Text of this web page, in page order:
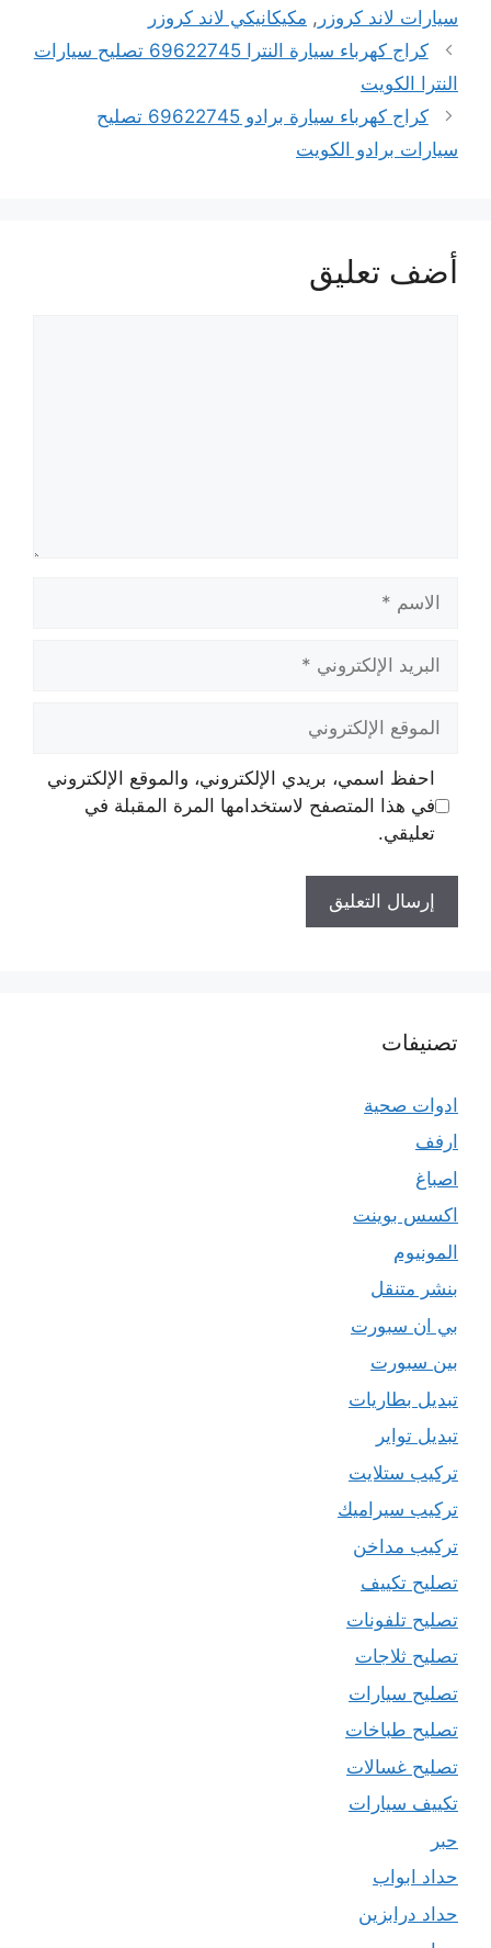
سيارات لاند كروزر , مكيكانيكي لاند كروزر
كراج كهرباء سيارة النترا 69622745 تصليح سيارات
النترا الكويت
كراج كهرباء سيارة برادو 69622745 تصليح
سيارات برادو الكويت
أضف تعليق
الاسم
البريد
الإلكتروني
الموقع
الإلكتروني
احفظ اسمي، بريدي الإلكتروني، والموقع الإلكتروني
في هذا المتصفح لاستخدامها المرة المقبلة في
تعليقي.
تصنيفات
ادوات صحية
ارفف
اصباغ
اكسس بوينت
المونيوم
بنشر متنقل
بي ان سبورت
بين سبورت
تبديل بطاريات
تبديل تواير
تركيب ستلايت
تركيب سيراميك
تركيب مداخن
تصليح تكييف
تصليح تلفونات
تصليح ثلاجات
تصليح سيارات
تصليح طباخات
تصليح غسالات
تكييف سيارات
حبر
حداد ابواب
حداد درابزين